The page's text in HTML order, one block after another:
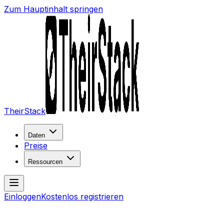
Zum Hauptinhalt springen
TheirStack
Daten
Preise
Ressourcen
EinloggenKostenlos registrieren